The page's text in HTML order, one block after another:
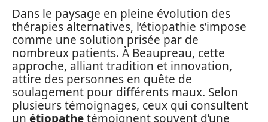
Dans le paysage en pleine évolution des
thérapies alternatives, l’étiopathie s’impose
comme une solution prisée par de
nombreux patients. À Beaupreau, cette
approche, alliant tradition et innovation,
attire des personnes en quête de
soulagement pour différents maux. Selon
plusieurs témoignages, ceux qui consultent
un étiopathetémoignent souvent d’une